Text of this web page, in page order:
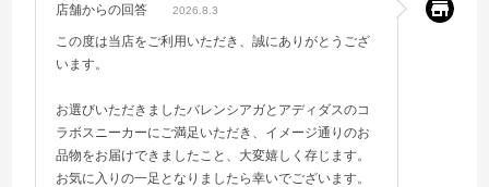
店舗からの回答 2026.8.3
この度は当店をご利用いただき、誠にありがとうござ
います。
お選びいただきましたバレンシアガとアディダスのコ
ラボスニーカーにご満足いただき、イメージ通りのお
品物をお届けできましたこと、大変嬉しく存じます。
お気に入りの一足となりましたら幸いでございます。